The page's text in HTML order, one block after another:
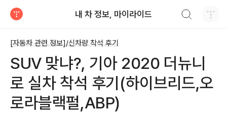
내 차 정보, 마이라이드
[자동차 관련 정보]/신차량 착석 후기
SUV 맞냐?, 기아 2020 더뉴니
로 실차 착석 후기(하이브리드,오
로라블랙펄,ABP)